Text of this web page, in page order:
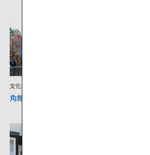
文化
角館の武家屋敷